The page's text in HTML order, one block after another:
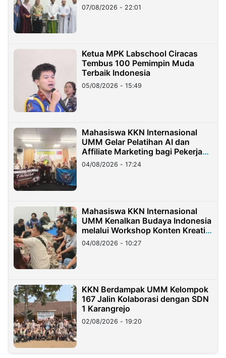
07/08/2026 - 22:01
Ketua MPK Labschool Ciracas
Tembus 100 Pemimpin Muda
Terbaik Indonesia
05/08/2026 - 15:49
Mahasiswa KKN Internasional
UMM Gelar Pelatihan AI dan
Affiliate Marketing bagi Pekerja
Migran Indonesia di Taiwan
04/08/2026 - 17:24
Mahasiswa KKN Internasional
UMM Kenalkan Budaya Indonesia
melalui Workshop Konten Kreatif
di Taiwan
04/08/2026 - 10:27
KKN Berdampak UMM Kelompok
167 Jalin Kolaborasi dengan SDN
1 Karangrejo
02/08/2026 - 19:20